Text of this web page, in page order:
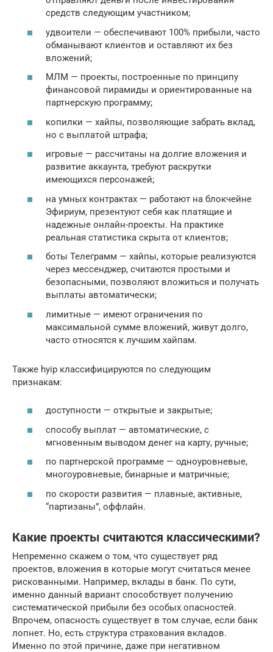
средств следующим участником;
удвоители — обеспечивают 100% прибыли, часто
обманывают клиентов и оставляют их без
вложений;
МЛМ — проекты, построенные по принципу
финансовой пирамиды и ориентированные на
партнерскую программу;
копилки — хайпы, позволяющие забрать вклад,
но с выплатой штрафа;
игровые — рассчитаны на долгие вложения и
развитие аккаунта, требуют раскрутки
имеющихся персонажей;
на умных контрактах — работают на блокчейне
Эфириум, презентуют себя как платящие и
надежные онлайн-проекты. На практике
реальная статистика скрыта от клиентов;
боты Телеграмм — хайпы, которые реализуются
через мессенджер, считаются простыми и
безопасными, позволяют вложиться и получать
выплаты автоматически;
лимитные — имеют ограничения по
максимальной сумме вложений, живут долго,
часто относятся к лучшим хайпам.
Также hyip классифицируются по следующим
признакам:
доступности — открытые и закрытые;
способу выплат — автоматические, с
мгновенным выводом денег на карту, ручные;
по партнерской программе — одноуровневые,
многоуровневые, бинарные и матричные;
по скорости развития — плавные, активные,
“партизаны”, оффлайн.
Какие проекты считаются классическими?
Непременно скажем о том, что существует ряд
проектов, вложения в которые могут считаться менее
рискованными. Например, вклады в банк. По сути,
именно данный вариант способствует получению
систематической прибыли без особых опасностей.
Впрочем, опасность существует в том случае, если банк
лопнет. Но, есть структура страхования вкладов.
Именно по этой причине, даже при негативном